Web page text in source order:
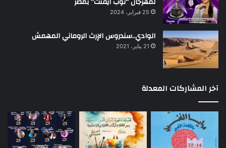
25 فبراير، 2024
الوادي..سندروس الإرث الروماني المهمش
21 يناير، 2021
آخر المشاركات المعدلة